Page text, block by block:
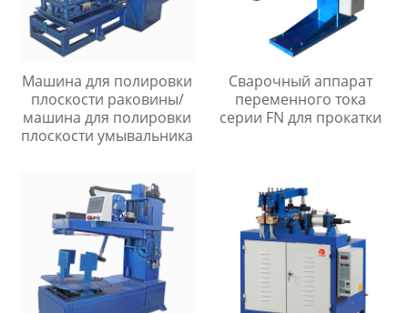
Машина для полировки
плоскости раковины/
машина для полировки
плоскости умывальника
Сварочный аппарат
переменного тока
серии FN для прокатки